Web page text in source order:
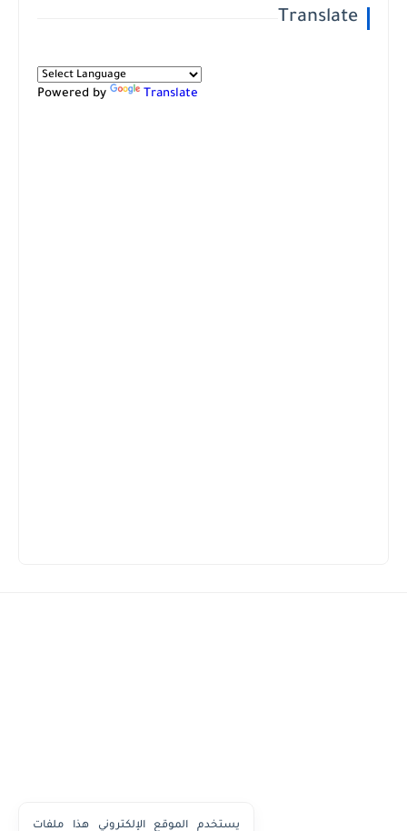
Translate
Powered by Translate
يستخدم الموقع الإلكتروني هذا ملفات